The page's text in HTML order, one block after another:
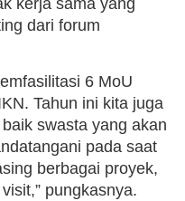
dari forum
6 MoU
Tahun ini kita juga
swasta yang akan
pada saat
berbagai proyek,
pungkasnya.